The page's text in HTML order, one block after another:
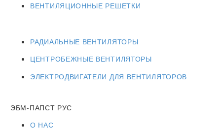
ВЕНТИЛЯЦИОННЫЕ РЕШЕТКИ
РАДИАЛЬНЫЕ ВЕНТИЛЯТОРЫ
ЦЕНТРОБЕЖНЫЕ ВЕНТИЛЯТОРЫ
ЭЛЕКТРОДВИГАТЕЛИ ДЛЯ ВЕНТИЛЯТОРОВ
ЭБМ-ПАПСТ РУС
О НАС